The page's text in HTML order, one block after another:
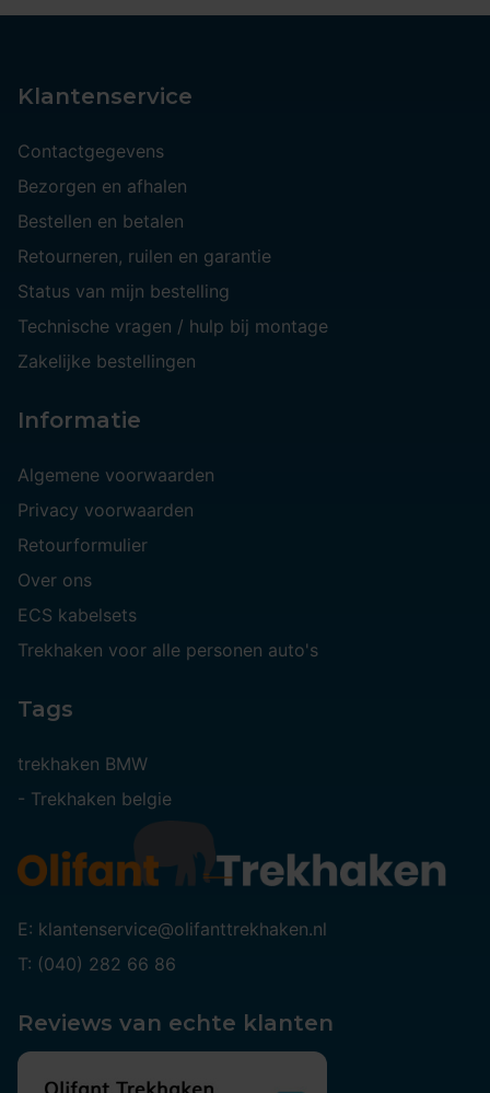
Klantenservice
Contactgegevens
Bezorgen en afhalen
Bestellen en betalen
Retourneren, ruilen en garantie
Status van mijn bestelling
Technische vragen / hulp bij montage
Zakelijke bestellingen
Informatie
Algemene voorwaarden
Privacy voorwaarden
Retourformulier
Over ons
ECS kabelsets
Trekhaken voor alle personen auto's
Tags
trekhaken BMW
- Trekhaken belgie
E: klantenservice@olifanttrekhaken.nl
T: (040) 282 66 86
Reviews van echte klanten